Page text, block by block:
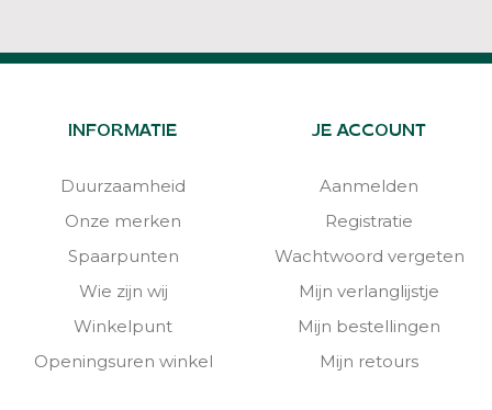
INFORMATIE
Duurzaamheid
Onze merken
Spaarpunten
Wie zijn wij
Winkelpunt
Openingsuren winkel
JE ACCOUNT
Aanmelden
Registratie
Wachtwoord vergeten
Mijn verlanglijstje
Mijn bestellingen
Mijn retours